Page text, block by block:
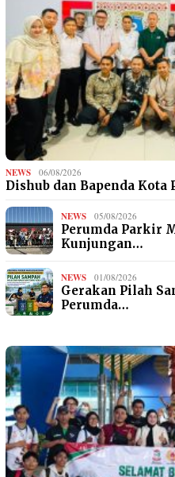
NEWS 06/08/2026
Dishub dan Bapenda
NEWS 05/08/2026
Perumda Parkir
Kunjungan…
NEWS 01/08/2026
Gerakan Pilah
Perumda…